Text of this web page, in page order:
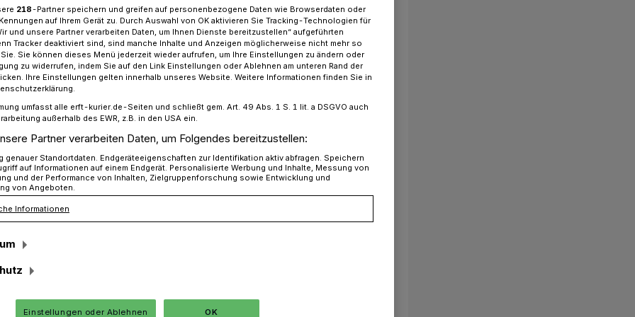
Kronprinz Daniel van Reimersdahl​
van
fand in Hemmerden traditionell
Schützen-Bruderschaft statt.
vom diesjährigen Königspaar
(werden am 5. Juli gekrönt)
218-Partner speichern und greifen auf personenbezogene Daten wie Browserdaten oder
auf Ihrem Gerät zu. Durch Auswahl von OK aktivieren Sie Tracking-Technologien für
und unsere Partner verarbeiten Daten, um Ihnen Dienste bereitzustellen“ aufgeführten
Tracker deaktiviert sind, sind manche Inhalte und Anzeigen möglicherweise nicht mehr so
Sie können dieses Menü jederzeit wieder aufrufen, um Ihre Einstellungen zu ändern oder
zu widerrufen, indem Sie auf den Link Einstellungen oder Ablehnen am unteren Rand der
Ihre Einstellungen gelten innerhalb unseres Website. Weitere Informationen finden Sie in
umfasst alle erft-kurier.de-Seiten und schließt gem. Art. 49 Abs. 1 S. 1 lit. a DSGVO auch
außerhalb des EWR, z.B. in den USA ein.
Partner verarbeiten Daten, um Folgendes bereitzustellen:
genauer Standortdaten. Endgeräteeigenschaften zur Identifikation aktiv abfragen. Speichern
auf Informationen auf einem Endgerät. Personalisierte Werbung und Inhalte, Messung von
und der Performance von Inhalten, Zielgruppenforschung sowie Entwicklung und
von Angeboten.
Informationen
Einstellungen oder Ablehnen OK